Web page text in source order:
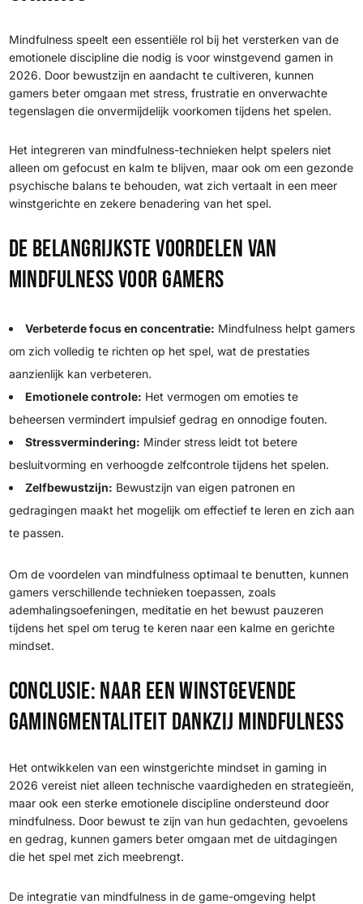
Mindfulness speelt een essentiële rol bij het versterken van de
emotionele discipline die nodig is voor winstgevend gamen in
2026. Door bewustzijn en aandacht te cultiveren, kunnen
gamers beter omgaan met stress, frustratie en onverwachte
tegenslagen die onvermijdelijk voorkomen tijdens het spelen.
Het integreren van mindfulness-technieken helpt spelers niet
alleen om gefocust en kalm te blijven, maar ook om een gezonde
psychische balans te behouden, wat zich vertaalt in een meer
winstgerichte en zekere benadering van het spel.
De belangrijkste voordelen van
mindfulness voor gamers
Verbeterde focus en concentratie: Mindfulness helpt gamers
om zich volledig te richten op het spel, wat de prestaties
aanzienlijk kan verbeteren.
Emotionele controle: Het vermogen om emoties te
beheersen vermindert impulsief gedrag en onnodige fouten.
Stressvermindering: Minder stress leidt tot betere
besluitvorming en verhoogde zelfcontrole tijdens het spelen.
Zelfbewustzijn: Bewustzijn van eigen patronen en
gedragingen maakt het mogelijk om effectief te leren en zich aan
te passen.
Om de voordelen van mindfulness optimaal te benutten, kunnen
gamers verschillende technieken toepassen, zoals
ademhalingsoefeningen, meditatie en het bewust pauzeren
tijdens het spel om terug te keren naar een kalme en gerichte
mindset.
Conclusie: Naar een winstgevende
gamingmentaliteit dankzij mindfulness
Het ontwikkelen van een winstgerichte mindset in gaming in
2026 vereist niet alleen technische vaardigheden en strategieën,
maar ook een sterke emotionele discipline ondersteund door
mindfulness. Door bewust te zijn van hun gedachten, gevoelens
en gedrag, kunnen gamers beter omgaan met de uitdagingen
die het spel met zich meebrengt.
De integratie van mindfulness in de game-omgeving helpt